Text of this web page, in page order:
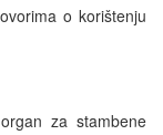
o korištenju
za stambene